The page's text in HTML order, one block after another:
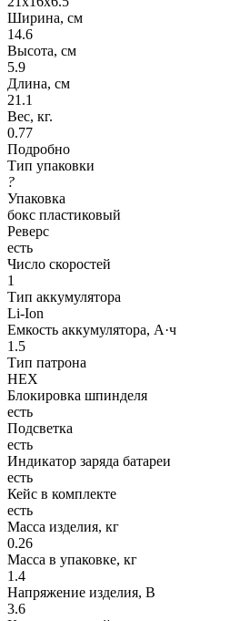
Ширина, см
14.6
Высота, см
5.9
Длина, см
21.1
Вес, кг.
0.77
Подробно
Тип упаковки
?
Упаковка
бокс пластиковый
Реверс
есть
Число скоростей
1
Тип аккумулятора
Li-Ion
Емкость аккумулятора, А·ч
1.5
Тип патрона
НЕХ
Блокировка шпинделя
есть
Подсветка
есть
Индикатор заряда батареи
есть
Кейс в комплекте
есть
Масса изделия, кг
0.26
Масса в упаковке, кг
1.4
Напряжение изделия, В
3.6